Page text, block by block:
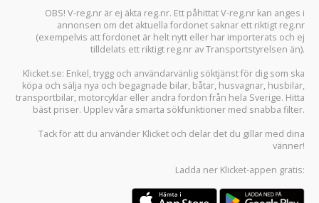
OBS! V-reg.nr är ej äkta reg.nr. Ett påhittat V-reg.nr kan anges i
annonsen om det aktuella fordonet saknar ett riktigt reg.nr
(exempelvis att fordonet är helt nytt eller har importerats och ej
tilldelats ett riktigt reg.nr av Transportstyrelsen än).
Klicket.se: Enkel, trygg och användarvänlig söktjänst för dig som ska
köpa och sälja nya och begagnade bilar, båtar, husvagnar, husbilar,
transportbilar, motorcyklar eller andra fordon från hela Sverige. Hitta
bäst priser. Upplev våra smarta sökfunktioner med snabba filter.
Tack för att du använder Klicket och delar det du gillar med dina
vänner!
Ladda ner Klicket-appen gratis: